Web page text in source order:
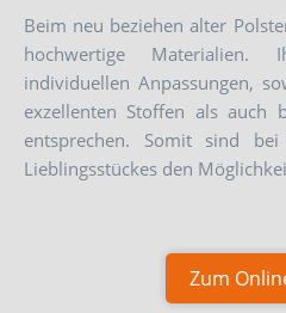
Beim neu beziehen alter
hochwertige Materialien.
individuellen Anpassungen,
exzellenten Stoffen als auch
entsprechen. Somit sind
Lieblingsstückes den
Zum